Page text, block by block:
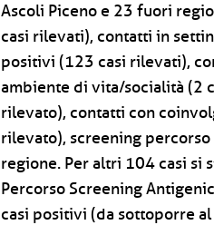
Ascoli Piceno e 23 fuori
casi rilevati), contatti in
positivi (123 casi rilevati),
ambiente di vita/socialità (2
rilevato), contatti con
rilevato), screening
regione. Per altri 104 casi si
Percorso Screening
casi positivi (da sottoporre